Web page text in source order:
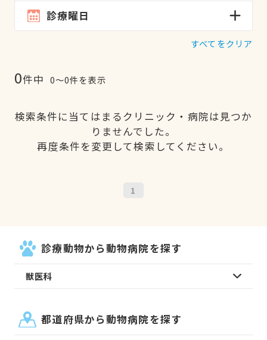
診療曜日
すべてをクリア
0件中 0〜0件を表示
検索条件に当てはまるクリニック・病院は見つか
りませんでした。
再度条件を変更して検索してください。
1
診療動物から動物病院を探す
獣医科
都道府県から動物病院を探す